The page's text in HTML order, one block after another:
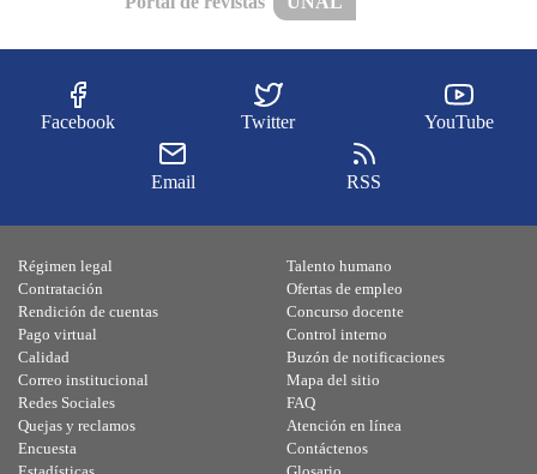
Facebook Twitter YouTube
Email RSS
Régimen legal
Contratación
Rendición de cuentas
Pago virtual
Calidad
Talento humano
Ofertas de empleo
Concurso docente
Control interno
Buzón de notificaciones
Correo institucional
Redes Sociales
Quejas y reclamos
Encuesta
Mapa del sitio
FAQ
Atención en línea
Contáctenos